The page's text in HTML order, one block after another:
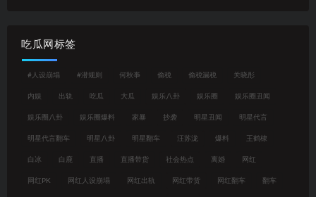
吃瓜网标签
#人设崩塌 #潜规则 何秋亊 偷税 偷税漏税 关晓彤
内娱 出轨 吃瓜 大瓜 娱乐八卦 娱乐圈 娱乐圈丑闻
娱乐圈八卦 娱乐圈爆料 家暴 抄袭 明星丑闻 明星代言
明星代言翻车 明星八卦 明星翻车 汪苏泷 爆料 王鹤棣
白冰 白鹿 直播 直播带货 社会热点 离婚 网红
网红PK 网红人设崩塌 网红出轨 网红带货 网红翻车 翻车